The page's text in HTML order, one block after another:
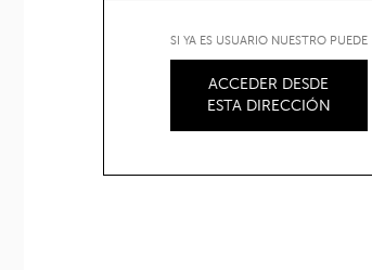
SI YA ES USUARIO NUESTRO PUEDE
ACCEDER DESDE
ESTA DIRECCIÓN